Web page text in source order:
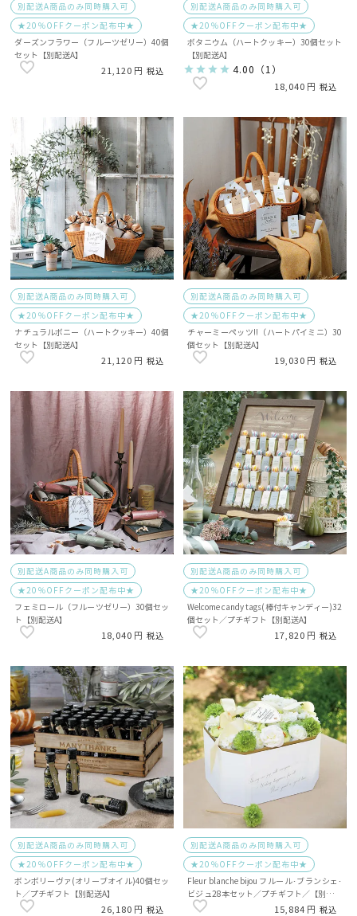
別配送A商品のみ同時購入可
★20％OFFクーポン配布中★
ダーズンフラワー（フルーツゼリー）40個
セット【別配送A】
21,120 税込
別配送A商品のみ同時購入可
★20％OFFクーポン配布中★
ボタニウム（ハートクッキー）30個セット
【別配送A】
4.00 （ 1 ）
18,040 税込
別配送A商品のみ同時購入可
★20％OFFクーポン配布中★
ナチュラルボニー（ハートクッキー）40個
セット【別配送A】
21,120 税込
別配送A商品のみ同時購入可
★20％OFFクーポン配布中★
チャーミーペッツ!!（ハートパイミニ）30
個セット【別配送A】
19,030 税込
別配送A商品のみ同時購入可
★20％OFFクーポン配布中★
フェミロール（フルーツゼリー）30個セッ
ト【別配送A】
18,040 税込
別配送A商品のみ同時購入可
★20％OFFクーポン配布中★
Welcome candy tags(棒付キャンディー)32
個セット／プチギフト【別配送A】
17,820 税込
別配送A商品のみ同時購入可
★20％OFFクーポン配布中★
ボンボリーヴァ(オリーブオイル)40個セッ
ト／プチギフト【別配送A】
26,180 税込
別配送A商品のみ同時購入可
★20％OFFクーポン配布中★
Fleur blanche bijou フルール･ブランシェ･
ビジュ28本セット／プチギフト／【別配送
A】
15,884 税込